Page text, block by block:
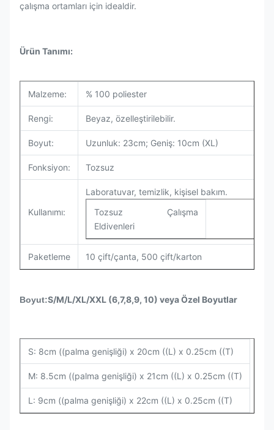
çalışma ortamları için idealdir.
Ürün Tanımı:
Malzeme: % 100 poliester
Rengi: Beyaz, özelleştirilebilir.
Boyut: Uzunluk: 23cm; Geniş: 10cm (XL)
Fonksiyon: Tozsuz
Kullanımı:
Laboratuvar, temizlik, kişisel bakım.
Tozsuz Çalışma
Eldivenleri
Paketleme 10 çift/çanta, 500 çift/karton
Boyut:S/M/L/XL/XXL (6,7,8,9, 10) veya Özel Boyutlar
S: 8cm ((palma genişliği) x 20cm ((L) x 0.25cm ((T)
M: 8.5cm ((palma genişliği) x 21cm ((L) x 0.25cm ((T)
L: 9cm ((palma genişliği) x 22cm ((L) x 0.25cm ((T)